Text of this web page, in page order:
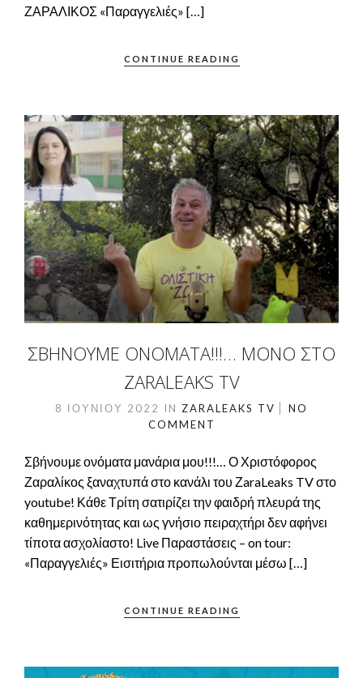
ΖΑΡΑΛΙΚΟΣ «Παραγγελιές» […]
CONTINUE READING
ΣΒΉΝΟΥΜΕ ΟΝΌΜΑΤΑ!!!… ΜΌΝΟ ΣΤΟ
ZARALEAKS TV
8 ΙΟΥΝΊΟΥ 2022 IN ZARALEAKS TV
NO
COMMENT
Σβήνουμε ονόματα μανάρια μου!!!… Ο Χριστόφορος
Ζαραλίκος ξαναχτυπά στο κανάλι του ΖaraLeaks TV στο
youtube! Κάθε Τρίτη σατιρίζει την φαιδρή πλευρά της
καθημερινότητας και ως γνήσιο πειραχτήρι δεν αφήνει
τίποτα ασχολίαστο! Live Παραστάσεις – on tour:
«Παραγγελιές» Εισιτήρια προπωλούνται μέσω […]
CONTINUE READING